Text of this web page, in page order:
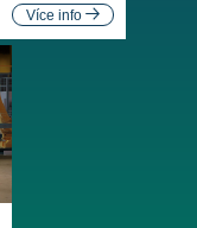
Více info